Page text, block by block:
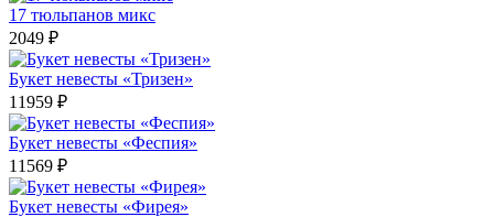
17 тюльпанов микс
2049 ₽
Букет невесты «Тризен»
11959 ₽
Букет невесты «Феспия»
11569 ₽
Букет невесты «Фирея»